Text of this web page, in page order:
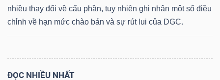
nhiều thay đổi về cấu phần, tuy nhiên ghi nhận một số điều
chỉnh về hạn mức chào bán và sự rút lui của DGC.
ĐỌC NHIỀU NHẤT